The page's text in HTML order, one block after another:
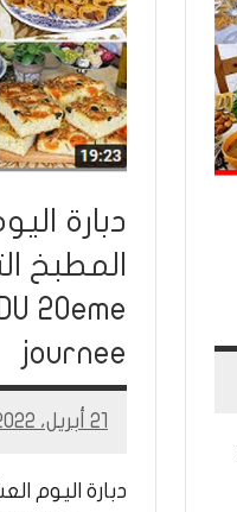
20eme
journee
21 أبريل، 2022
Mohamed
دبارة اليوم